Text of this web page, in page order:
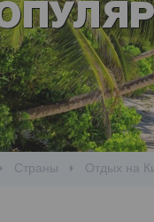
Cтраны Отдых на